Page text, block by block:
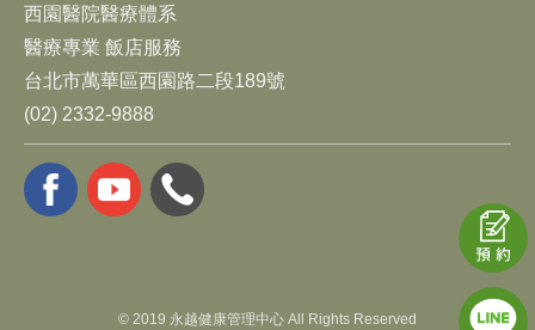
西園醫院醫療體系
醫療專業 飯店服務
台北市萬華區西園路二段189號
(02) 2332-9888
© 2019 永越健康管理中心 All Rights Reserved